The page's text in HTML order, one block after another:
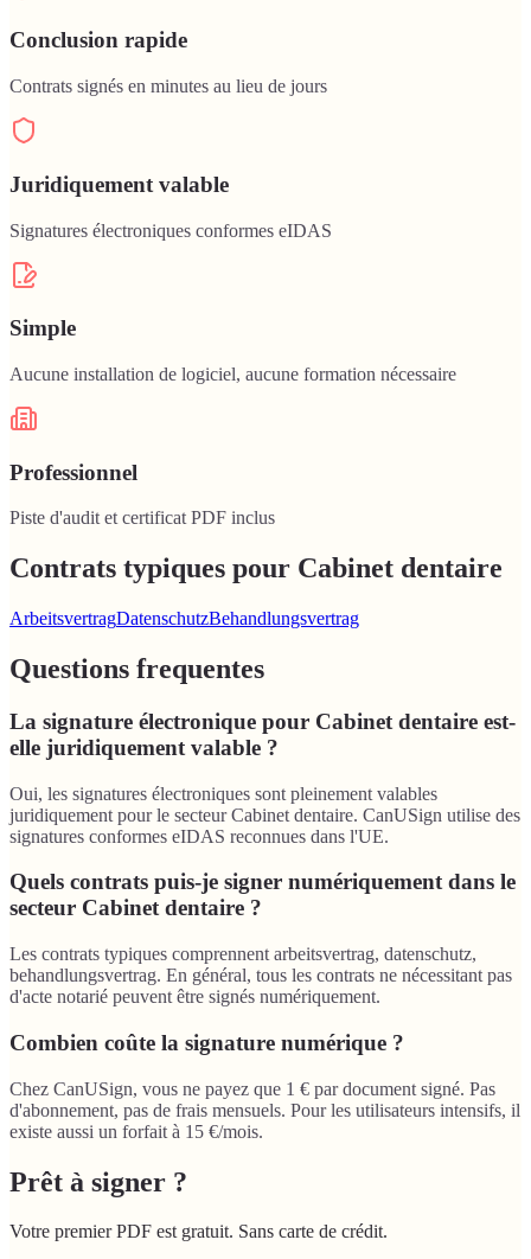
Conclusion rapide
Contrats signés en minutes au lieu de jours
Juridiquement valable
Signatures électroniques conformes eIDAS
Simple
Aucune installation de logiciel, aucune formation nécessaire
Professionnel
Piste d'audit et certificat PDF inclus
Contrats typiques pour Cabinet dentaire
ArbeitsvertragDatenschutzBehandlungsvertrag
Questions frequentes
La signature électronique pour Cabinet dentaire est-
elle juridiquement valable ?
Oui, les signatures électroniques sont pleinement valables
juridiquement pour le secteur Cabinet dentaire. CanUSign utilise des
signatures conformes eIDAS reconnues dans l'UE.
Quels contrats puis-je signer numériquement dans le
secteur Cabinet dentaire ?
Les contrats typiques comprennent arbeitsvertrag, datenschutz,
behandlungsvertrag. En général, tous les contrats ne nécessitant pas
d'acte notarié peuvent être signés numériquement.
Combien coûte la signature numérique ?
Chez CanUSign, vous ne payez que 1 € par document signé. Pas
d'abonnement, pas de frais mensuels. Pour les utilisateurs intensifs, il
existe aussi un forfait à 15 €/mois.
Prêt à signer ?
Votre premier PDF est gratuit. Sans carte de crédit.